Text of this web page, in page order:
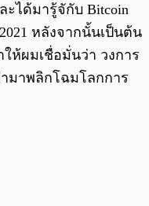
ะได้มารู้จักับ Bitcoin
หลังจากนั้นเป็นต้น
ห้ผมเชื่อมั่นว่า วงการ
มาพลิกโฉมโลกการ